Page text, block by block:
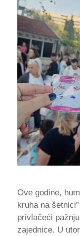
Ove godine,
kruha na
privlačeći
zajednice. U